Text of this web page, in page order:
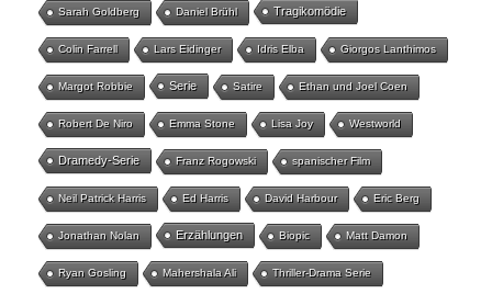
Sarah Goldberg Daniel Brühl Tragikomödie
Colin Farrell Lars Eidinger Idris Elba Giorgos Lanthimos
Margot Robbie Serie Satire Ethan und Joel Coen
Robert De Niro Emma Stone Lisa Joy Westworld
Dramedy-Serie Franz Rogowski spanischer Film
Neil Patrick Harris Ed Harris David Harbour Eric Berg
Jonathan Nolan Erzählungen Biopic Matt Damon
Ryan Gosling Mahershala Ali Thriller-Drama Serie